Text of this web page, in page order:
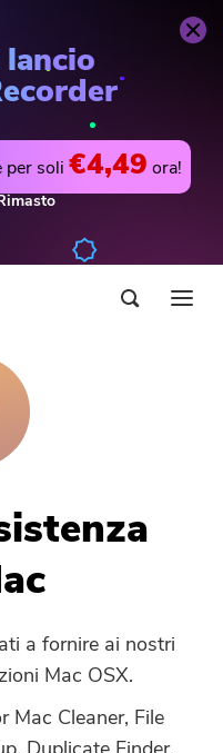
per soli €4,49 ora!
a fornire ai nostri
Mac OSX.
Mac Cleaner, File